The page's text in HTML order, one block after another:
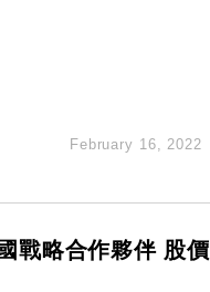
February 16, 2022
戰略合作夥伴 股價